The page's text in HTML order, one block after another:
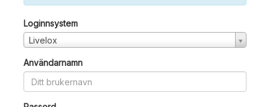
Loginnsystem
Livelox
Användarnamn